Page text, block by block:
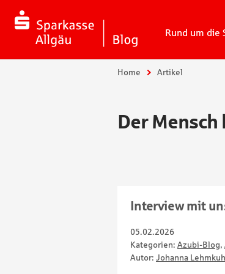
Rund um die
Home Artikel
Der
Interview mit
05.02.2026
Kategorien: Azubi-Blog,
Autor: Johanna